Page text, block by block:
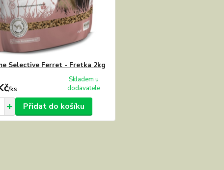
Selective Ferret - Fretka 2kg
/ks
Skladem u
dodavatele
Přidat do košíku